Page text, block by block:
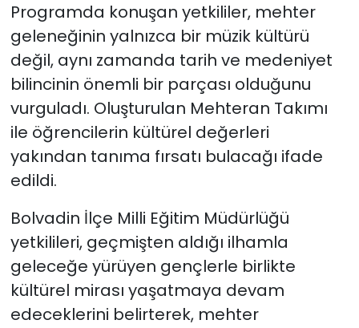
Programda konuşan yetkililer, mehter
geleneğinin yalnızca bir müzik kültürü
değil, aynı zamanda tarih ve medeniyet
bilincinin önemli bir parçası olduğunu
vurguladı. Oluşturulan Mehteran Takımı
ile öğrencilerin kültürel değerleri
yakından tanıma fırsatı bulacağı ifade
edildi.
Bolvadin İlçe Milli Eğitim Müdürlüğü
yetkilileri, geçmişten aldığı ilhamla
geleceğe yürüyen gençlerle birlikte
kültürel mirası yaşatmaya devam
edeceklerini belirterek, mehter